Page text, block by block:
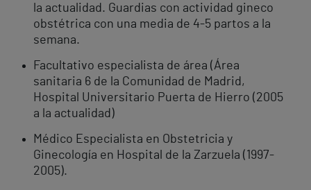
la actualidad. Guardias con actividad gineco
obstétrica con una media de 4-5 partos a la
semana.
Facultativo especialista de área (Área
sanitaria 6 de la Comunidad de Madrid,
Hospital Universitario Puerta de Hierro (2005
a la actualidad)
Médico Especialista en Obstetricia y
Ginecología en Hospital de la Zarzuela (1997-
2005).